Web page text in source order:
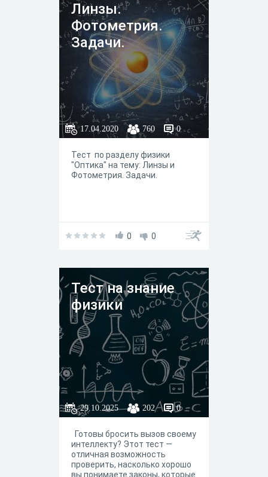
Линзы.
Фотометрия.
Задачи.
17.04.2020 760 0
Тест по разделу физики
"Оптика" на тему: Линзы и
Фотометрия. Задачи.
0 0
Тест на знание
физики
29.10.2025 202 0
Готовы бросить вызов своему
интеллекту? Этот тест —
отличная возможность
проверить, насколько хорошо
вы понимаете законы, которые